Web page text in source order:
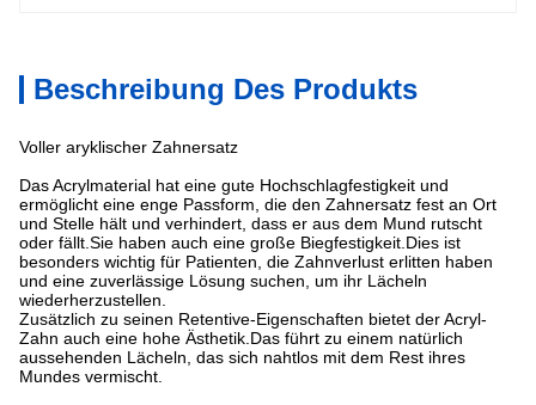
Beschreibung Des Produkts
Voller aryklischer Zahnersatz
Das Acrylmaterial hat eine gute Hochschlagfestigkeit und
ermöglicht eine enge Passform, die den Zahnersatz fest an Ort
und Stelle hält und verhindert, dass er aus dem Mund rutscht
oder fällt.Sie haben auch eine große Biegfestigkeit.Dies ist
besonders wichtig für Patienten, die Zahnverlust erlitten haben
und eine zuverlässige Lösung suchen, um ihr Lächeln
wiederherzustellen.
Zusätzlich zu seinen Retentive-Eigenschaften bietet der Acryl-
Zahn auch eine hohe Ästhetik.Das führt zu einem natürlich
aussehenden Lächeln, das sich nahtlos mit dem Rest ihres
Mundes vermischt.